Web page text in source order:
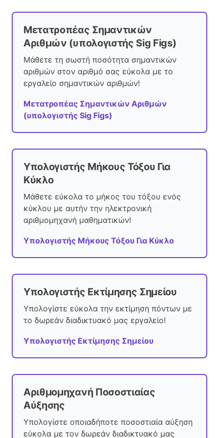
Μετατροπέας Σημαντικών
Αριθμών (υπολογιστής Sig Figs)
Μάθετε τη σωστή ποσότητα σημαντικών
αριθμών στον αριθμό σας εύκολα με το
εργαλείο σημαντικών αριθμών!
Μετατροπέας Σημαντικών Αριθμών
(υπολογιστής Sig Figs)
Υπολογιστής Μήκους Τόξου Για
Κύκλο
Μάθετε εύκολα το μήκος του τόξου ενός
κύκλου με αυτήν την ηλεκτρονική
αριθμομηχανή μαθηματικών!
Υπολογιστής Μήκους Τόξου Για Κύκλο
Υπολογιστής Εκτίμησης Σημείου
Υπολογίστε εύκολα την εκτίμηση πόντων με
το δωρεάν διαδικτυακό μας εργαλείο!
Υπολογιστής Εκτίμησης Σημείου
Αριθμομηχανή Ποσοστιαίας
Αύξησης
Υπολογίστε οποιαδήποτε ποσοστιαία αύξηση
εύκολα με τον δωρεάν διαδικτυακό μας